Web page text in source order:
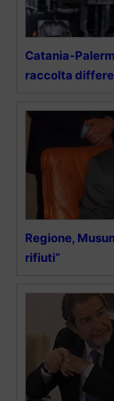
Catania-
raccolta
Regione,
rifiuti”